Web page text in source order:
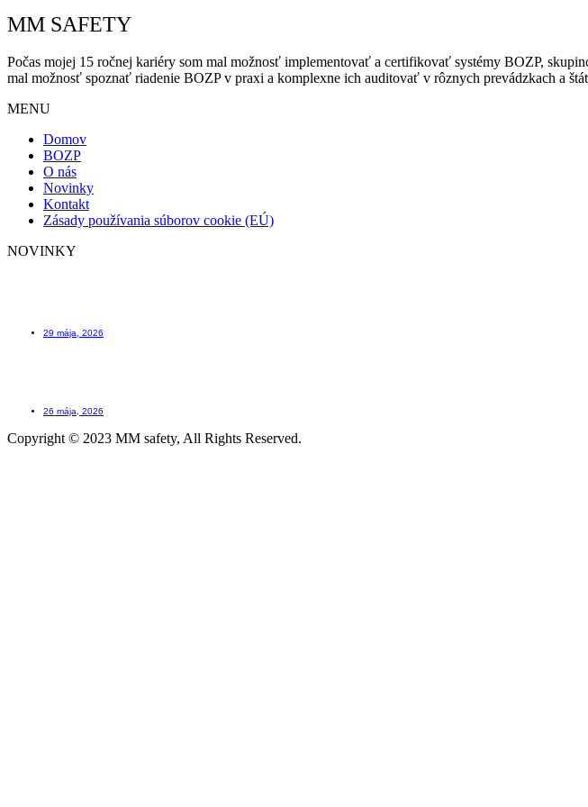
MM SAFETY
Počas mojej 15 ročnej kariéry som mal možnosť implementovať a certifikovať systémy BOZP,
mal možnosť spoznať riadenie BOZP v praxi a komplexne ich auditovať v rôznych prevádzkach a
MENU
Domov
BOZP
O nás
Novinky
Kontakt
Zásady používania súborov cookie (EÚ)
NOVINKY
29 mája, 2026
26 mája, 2026
Copyright © 2023 MM safety, All Rights Reserved.